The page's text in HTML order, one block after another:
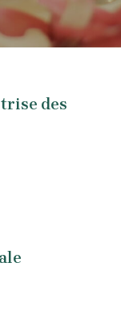
des